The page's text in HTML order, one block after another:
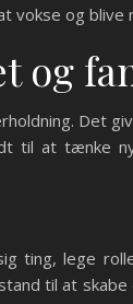
vokse og blive
og
Det
til at tænke
ting, lege
til at